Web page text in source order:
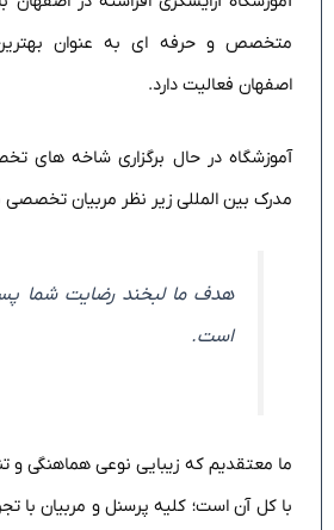
متخصص و حرفه ای به عنوان بهترین
اصفهان فعالیت دارد.
آموزشگاه در حال برگزاری شاخه های
مدرک بین المللی زیر نظر مربیان
هدف ما لبخند رضایت شما پس
است.
ما معتقدیم که زیبایی نوعی هماهنگی و
با کل آن است؛ کلیه پرسنل و مربیان با